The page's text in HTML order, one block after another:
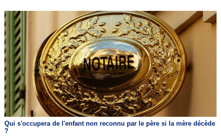
Qui s'occupera de l'enfant non reconnu par le père si la mère décède
?